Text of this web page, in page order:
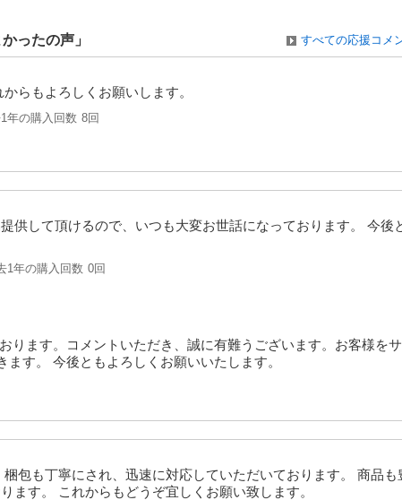
ったの声」 すべての応援コメ
らもよろしくお願いします。
年の購入回数 8回
供して頂けるので、いつも大変お世話になっております。 今後
1年の購入回数 0回
ります。コメントいただき、誠に有難うございます。お客様を
す。 今後ともよろしくお願いいたします。
包も丁寧にされ、迅速に対応していただいております。 商品も
ます。 これからもどうぞ宜しくお願い致します。